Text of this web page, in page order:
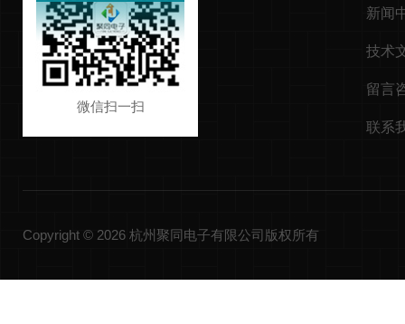
微信扫一扫
新闻
技术
留言
联系
Copyright © 2026 杭州聚同电子有限公司版权所有